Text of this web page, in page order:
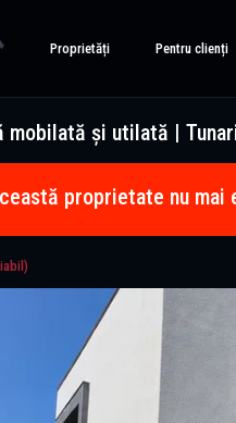
Proprietăți Pentru clienți
mobilată și utilată |
proprietate nu mai